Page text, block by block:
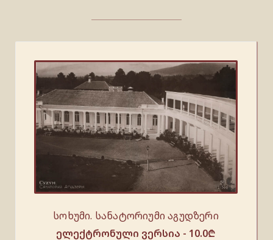
სოხუმი. სანატორიუმი აგუდზერი
ელექტრონული ვერსია - 10.0₾